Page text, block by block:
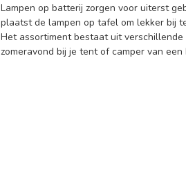
Lampen op batterij zorgen voor uiterst
plaatst de lampen op tafel om lekker bij
Het assortiment bestaat uit
zomeravond bij je tent of camper van